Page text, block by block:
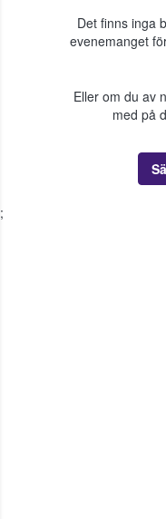
Det finns inga
evenemanget
Eller om du av
med på
;